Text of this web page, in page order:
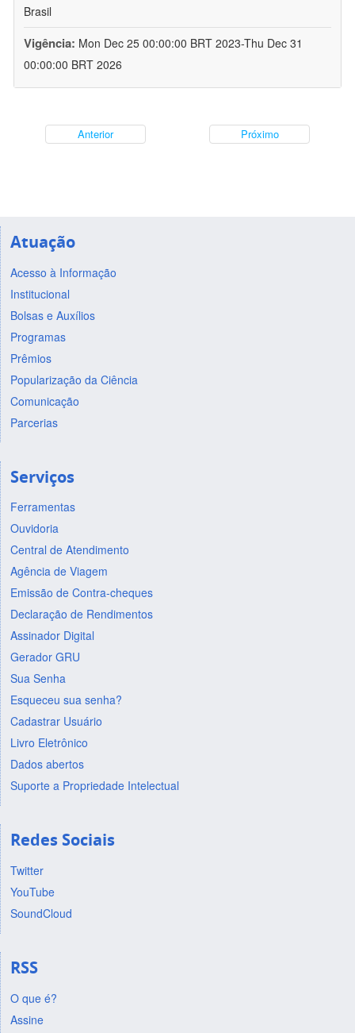
Brasil
Vigência: Mon Dec 25 00:00:00 BRT 2023-Thu Dec 31
00:00:00 BRT 2026
Anterior Próximo
Atuação
Acesso à Informação
Institucional
Bolsas e Auxílios
Programas
Prêmios
Popularização da Ciência
Comunicação
Parcerias
Serviços
Ferramentas
Ouvidoria
Central de Atendimento
Agência de Viagem
Emissão de Contra-cheques
Declaração de Rendimentos
Assinador Digital
Gerador GRU
Sua Senha
Esqueceu sua senha?
Cadastrar Usuário
Livro Eletrônico
Dados abertos
Suporte a Propriedade Intelectual
Redes Sociais
Twitter
YouTube
SoundCloud
RSS
O que é?
Assine